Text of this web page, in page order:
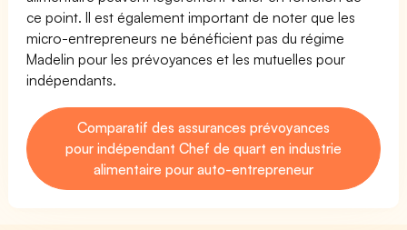
ce point. Il est également important de noter que les
micro-entrepreneurs ne bénéficient pas du régime
Madelin pour les prévoyances et les mutuelles pour
indépendants.
Comparatif des assurances prévoyances
pour indépendant Chef de quart en industrie
alimentaire pour auto-entrepreneur